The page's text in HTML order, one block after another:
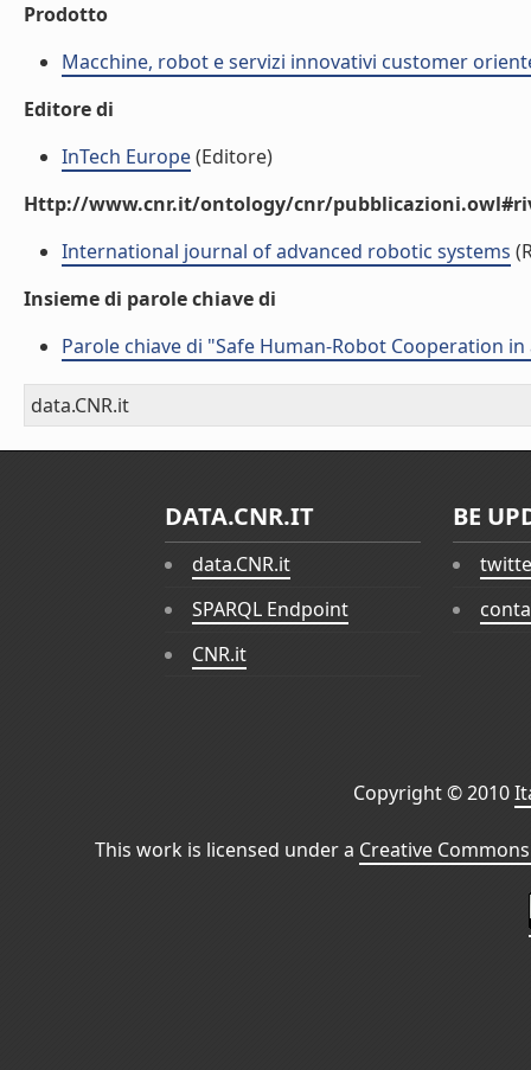
Prodotto
Macchine, robot e servizi innovativi customer
Editore di
InTech Europe(Editore)
Http://www.cnr.it/ontology/cnr/
International journal of advanced robotic systems
Insieme di parole chiave di
Parole chiave di "Safe Human-Robot Cooperation
data.CNR.it
DATA.CNR.IT
data.CNR.it
SPARQL Endpoint
CNR.it
BE
Copyright © 2010
This work is licensed under a Creative